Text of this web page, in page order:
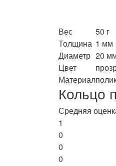
Вес
50 г
Толщина 1 мм
Диаметр 20
Цвет
Материал
Кольцо
Средняя
1
0
0
0